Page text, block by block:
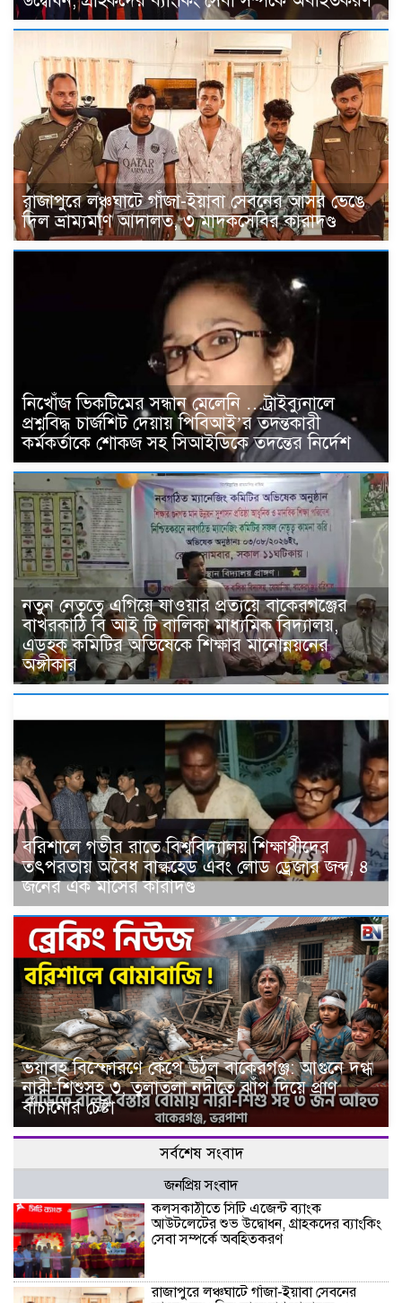
রাজাপুরে লঞ্চঘাটে গাঁজা-ইয়াবা সেবনের আসর ভেঙে
দিল ভ্রাম্যমাণ আদালত, ৩ মাদকসেবির কারাদণ্ড
নিখোঁজ ভিকটিমের সন্ধান মেলেনি …ট্রাইব্যুনালে
প্রশ্নবিদ্ধ চার্জশিট দেয়ায় পিবিআই’র তদন্তকারী
কর্মকর্তাকে শোকজ সহ সিআইডিকে তদন্তের নির্দেশ
নতুন নেতৃত্বে এগিয়ে যাওয়ার প্রত্যয়ে বাকেরগঞ্জের
বাখরকাঠি বি আই টি বালিকা মাধ্যমিক বিদ্যালয়,
এডহক কমিটির অভিষেকে শিক্ষার মানোন্নয়নের
অঙ্গীকার
বরিশালে গভীর রাতে বিশ্ববিদ্যালয় শিক্ষার্থীদের
তৎপরতায় অবৈধ বাল্কহেড এবং লোড ড্রেজার জব্দ, ৪
জনের এক মাসের কারাদণ্ড
ভয়াবহ বিস্ফোরণে কেঁপে উঠল বাকেরগঞ্জ: আগুনে দগ্ধ
নারী-শিশুসহ ৩, তুলাতলা নদীতে ঝাঁপ দিয়ে প্রাণ
বাঁচানোর চেষ্টা
সর্বশেষ সংবাদ
জনপ্রিয় সংবাদ
কলসকাঠীতে সিটি এজেন্ট ব্যাংক
আউটলেটের শুভ উদ্বোধন, গ্রাহকদের ব্যাংকিং
সেবা সম্পর্কে অবহিতকরণ
রাজাপুরে লঞ্চঘাটে গাঁজা-ইয়াবা সেবনের